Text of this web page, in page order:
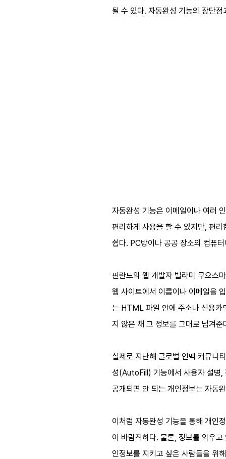
될 수 있다. 자동완성 기능의 장단
자동완성 기능은 이메일이나 여러
편리하게 사용을 할 수 있지만, 편
쉽다. PC방이나 공공 장소의 컴퓨
핀란드의 웹 개발자 빌라미 쿠오스
웹 사이트에서 이름이나 이메일을
는 HTML 파일 안에 주소나 신용카
지 않은 채 그 정보를 그대로 넘겨준
실제로 지난해 글로벌 인맥 커뮤니
성(AutoFill) 기능에서 사용자 설명,
공개되면 안 되는 개인정보는 자동
이처럼 자동완성 기능을 통해 개인
이 바람직하다. 물론, 정보를 외우
인정보를 지키고 싶은 사람들을 위